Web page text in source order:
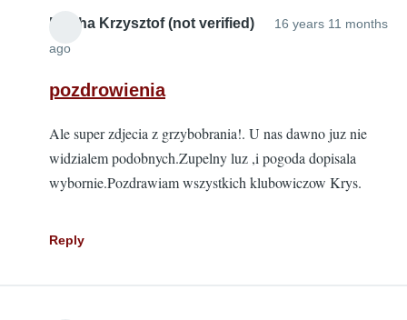
Mucha Krzysztof (not verified)
16 years 11 months
ago
pozdrowienia
Ale super zdjecia z grzybobrania!. U nas dawno juz nie
widzialem podobnych.Zupelny luz ,i pogoda dopisala
wybornie.Pozdrawiam wszystkich klubowiczow Krys.
Reply